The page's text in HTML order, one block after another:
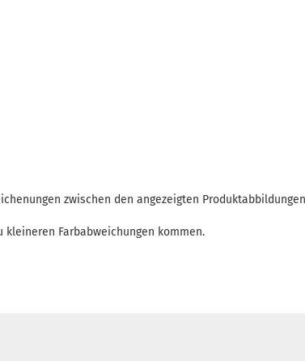
zwischen den angezeigten
Farbabweichungen kommen.